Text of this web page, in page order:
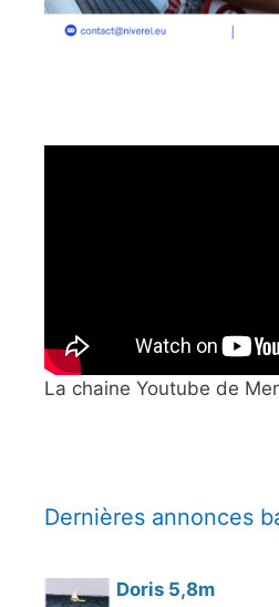
La chaine Youtube de
Dernières annonces
Doris 5,8m